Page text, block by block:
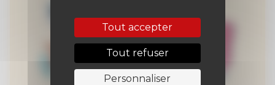
Tout accepter
Tout refuser
Personnaliser